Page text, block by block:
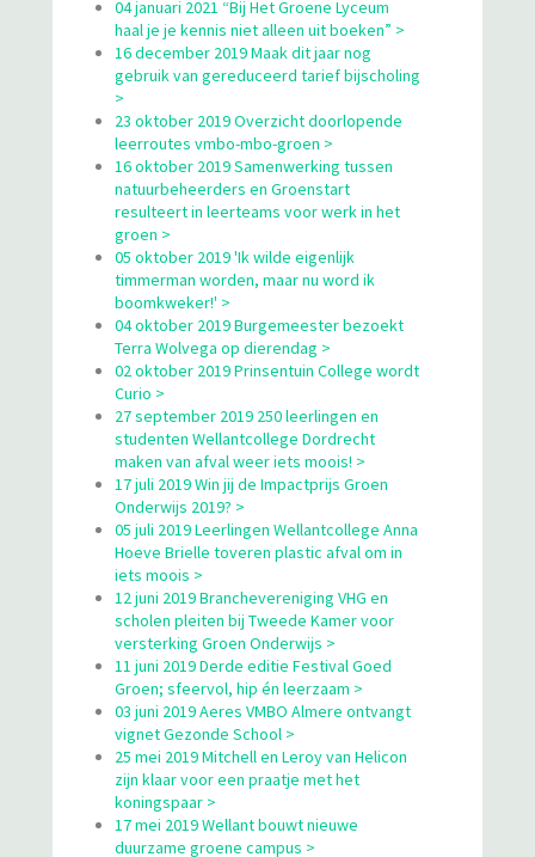
04 januari 2021 “Bij Het Groene Lyceum
haal je je kennis niet alleen uit boeken” >
16 december 2019 Maak dit jaar nog
gebruik van gereduceerd tarief bijscholing
>
23 oktober 2019 Overzicht doorlopende
leerroutes vmbo-mbo-groen >
16 oktober 2019 Samenwerking tussen
natuurbeheerders en Groenstart
resulteert in leerteams voor werk in het
groen >
05 oktober 2019 'Ik wilde eigenlijk
timmerman worden, maar nu word ik
boomkweker!' >
04 oktober 2019 Burgemeester bezoekt
Terra Wolvega op dierendag >
02 oktober 2019 Prinsentuin College wordt
Curio >
27 september 2019 250 leerlingen en
studenten Wellantcollege Dordrecht
maken van afval weer iets moois! >
17 juli 2019 Win jij de Impactprijs Groen
Onderwijs 2019? >
05 juli 2019 Leerlingen Wellantcollege Anna
Hoeve Brielle toveren plastic afval om in
iets moois >
12 juni 2019 Branchevereniging VHG en
scholen pleiten bij Tweede Kamer voor
versterking Groen Onderwijs >
11 juni 2019 Derde editie Festival Goed
Groen; sfeervol, hip én leerzaam >
03 juni 2019 Aeres VMBO Almere ontvangt
vignet Gezonde School >
25 mei 2019 Mitchell en Leroy van Helicon
zijn klaar voor een praatje met het
koningspaar >
17 mei 2019 Wellant bouwt nieuwe
duurzame groene campus >